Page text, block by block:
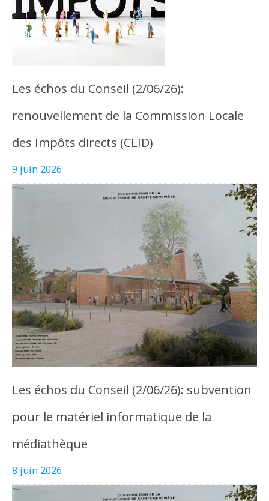
Les échos du Conseil (2/06/26):
renouvellement de la Commission Locale
des Impôts directs (CLID)
9 juin 2026
Les échos du Conseil (2/06/26): subvention
pour le matériel informatique de la
médiathèque
8 juin 2026